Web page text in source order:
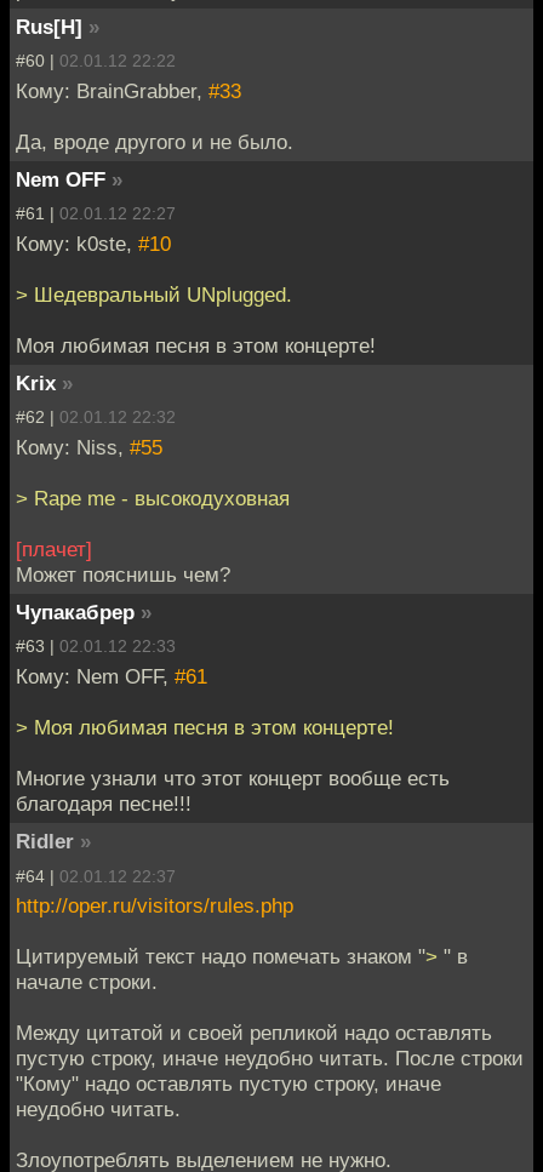
Rus[H] »
#60 | 02.01.12 22:22
Кому: BrainGrabber, #33
Да, вроде другого и не было.
Nem OFF »
#61 | 02.01.12 22:27
Кому: k0ste, #10
> Шедевральный UNplugged.
Моя любимая песня в этом концерте!
Krix »
#62 | 02.01.12 22:32
Кому: Niss, #55
> Rape me - высокодуховная
[плачет]
Может пояснишь чем?
Чупакабрер »
#63 | 02.01.12 22:33
Кому: Nem OFF, #61
> Моя любимая песня в этом концерте!
Многие узнали что этот концерт вообще есть
благодаря песне!!!
Ridler »
#64 | 02.01.12 22:37
http://oper.ru/visitors/rules.php
Цитируемый текст надо помечать знаком "> " в
начале строки.
Между цитатой и своей репликой надо оставлять
пустую строку, иначе неудобно читать. После строки
"Кому" надо оставлять пустую строку, иначе
неудобно читать.
Злоупотреблять выделением не нужно.